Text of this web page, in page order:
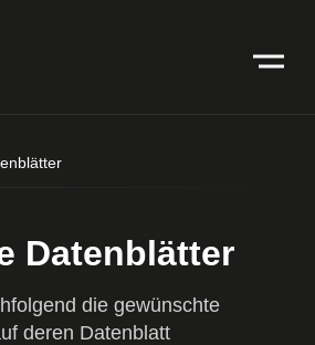
Datenblätter
die gewünschte
deren Datenblatt